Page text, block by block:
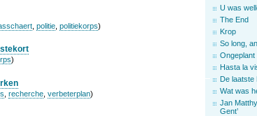
politie politiekorps)
)
recherche verbeterplan)
U was
The End
Krop
So long,
Ongeplant
Hasta la
De laatste
Wat was
Jan
Gent’